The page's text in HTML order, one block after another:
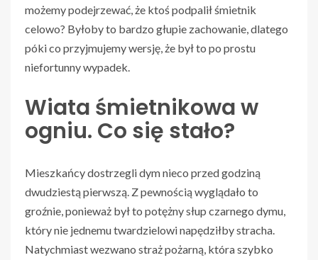
możemy podejrzewać, że ktoś podpalił śmietnik
celowo? Byłoby to bardzo głupie zachowanie, dlatego
póki co przyjmujemy wersję, że był to po prostu
niefortunny wypadek.
Wiata śmietnikowa w
ogniu. Co się stało?
Mieszkańcy dostrzegli dym nieco przed godziną
dwudziestą pierwszą. Z pewnością wyglądało to
groźnie, ponieważ był to potężny słup czarnego dymu,
który nie jednemu twardzielowi napędziłby stracha.
Natychmiast wezwano straż pożarną, która szybko